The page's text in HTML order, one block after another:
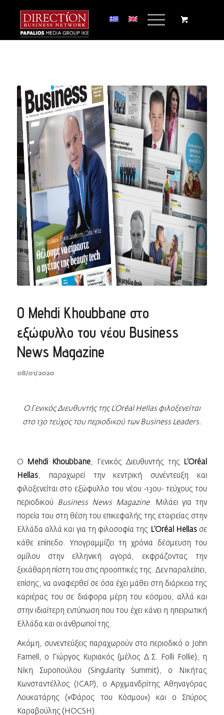
O Mehdi Khoubbane στο
εξώφυλλο του νέου Business
News Magazine
08/01/2020
Ο Γενικός Διευθυντής της L’Oréal Hellas φιλοξενείται
στο 13ο τεύχος του περιοδικού των Βusiness Leaders.
O Mehdi Khoubbane , Γενικός Διευθυντής της
L’Oréal
Hellas, παραχωρεί την κεντρική συνέντευξη και
φιλοξενείται στο εξώφυλλο του νέου -13ου- τεύχους του
περιοδικού
Business News Magazine. Μιλάει για την
πορεία του στη θέση του επικεφαλής της εταιρείας στην
Ελλάδα αλλά και για τη φιλοσοφία της L’Oréal Hellas σε
κάθε επίπεδο. Υπογραμμίζει τη χρόνια δέσμευση του
ομίλου στην ελληνική αγορά, εκφράζοντας την
ξεκάθαρη πίστη του στις προοπτικές της. Δεν παραλείπει,
επίσης, να αναφερθεί σε όσα έχει μάθει στη διάρκεια της
καριέρας του σε διάφορα μέρη του κόσμου, αλλά και
στην ιδιαίτερη εντύπωση που του έχει κάνει η ηπειρωτική
Ελλάδα και οι άνθρωποί της.
Ακόμη, συνεντεύξεις παραχωρούν στο περιοδικό ο John
Farnell, o Γιώργος Κυριακός (μέλος Δ.Σ. Folli Follie), η
Νίκη Συροπούλου (Singularity Summit), ο Νικήτας
Κωνσταντέλλος (ICAP), o Aρχιμανδρίτης Αθηναγόρας
Λουκατάρης («Φάρος του Κόσμου») και ο Σπύρος
Καραβούλης (HOCSH).